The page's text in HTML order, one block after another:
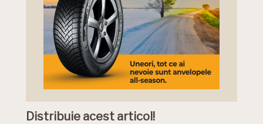
Distribuie acest articol!